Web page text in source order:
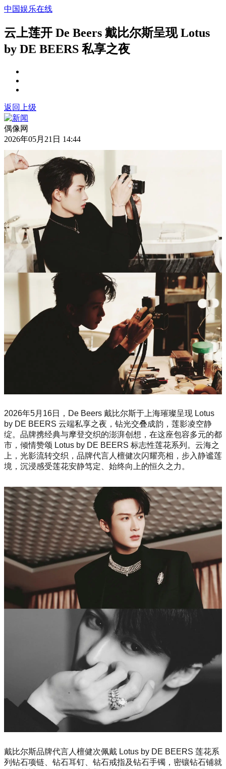
中国娱乐在线
云上莲开 De Beers 戴比尔斯呈现 Lotus
by DE BEERS 私享之夜
返回上级
偶像网
2026年05月21日 14:44
2026年5月16日，De Beers 戴比尔斯于上海璀璨呈现 Lotus
by DE BEERS 云端私享之夜，钻光交叠成韵，莲影凌空静
绽。品牌携经典与摩登交织的澎湃创想，在这座包容多元的都
市，倾情赞颂 Lotus by DE BEERS 标志性莲花系列。云海之
上，光影流转交织，品牌代言人檀健次闪耀亮相，步入静谧莲
境，沉浸感受莲花安静笃定、始终向上的恒久之力。
戴比尔斯品牌代言人檀健次佩戴 Lotus by DE BEERS 莲花系
列钻石项链、钻石耳钉、钻石戒指及钻石手镯，密镶钻石铺就